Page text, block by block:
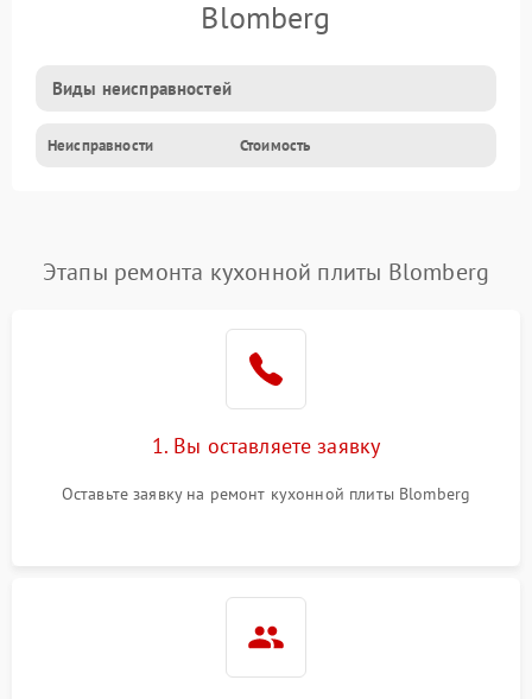
Blomberg
Виды неисправностей
Неисправности Стоимость
Этапы ремонта кухонной плиты Blomberg
1. Вы оставляете заявку
Оставьте заявку на ремонт кухонной плиты Blomberg